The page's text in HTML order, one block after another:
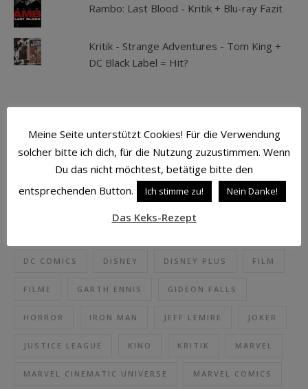
Rambo: Last Blood - Kritik + Blu-ray Fazit
Kritik - Strange Adventures - Tom King +
DC Black Label = Hit?
ACTION ATMOSPHÄRE AVENGERS
BATMAN BLU-RAY CAPTAIN AMERICA
CROSS CULT
DC COMICS DISNEY DISNEY PLUS FILM
FILME GARTH ENNIS GIDEON FALLS
HORROR IRON MAN JEFF LEMIRE JOKER
JUSTICE LEAGUE KINO KRITIK MARVEL
MARVEL CINEMATIC UNIVERSE MARVEL COMICS
Meine Seite unterstützt Cookies! Für die Verwendung
solcher bitte ich dich, für die Nutzung zuzustimmen. Wenn
Du das nicht möchtest, betätige bitte den
entsprechenden Button.
Ich stimme zu! Nein Danke!
Das Keks-Rezept